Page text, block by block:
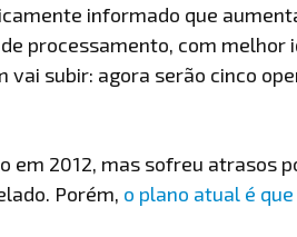
informado que
processamento, com melhor
subir: agora serão cinco
em 2012, mas sofreu atrasos
Porém, o plano atual é